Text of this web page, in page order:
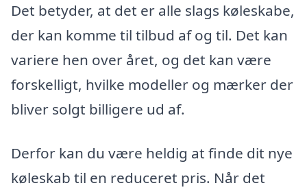
Det betyder, at det er alle slags køleskabe,
der kan komme til tilbud af og til. Det kan
variere hen over året, og det kan være
forskelligt, hvilke modeller og mærker der
bliver solgt billigere ud af.
Derfor kan du være heldig at finde dit nye
køleskab til en reduceret pris. Når det